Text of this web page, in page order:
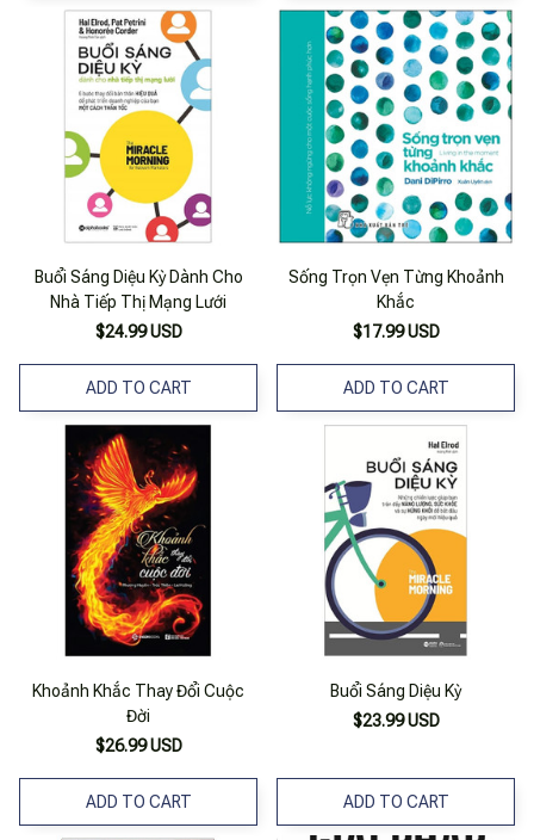
Buổi Sáng Diệu Kỳ Dành Cho
Nhà Tiếp Thị Mạng Lưới
$24.99 USD
ADD TO CART
Sống Trọn Vẹn Từng Khoảnh
Khắc
$17.99 USD
ADD TO CART
Khoảnh Khắc Thay Đổi Cuộc
Đời
$26.99 USD
ADD TO CART
Buổi Sáng Diệu Kỳ
$23.99 USD
ADD TO CART